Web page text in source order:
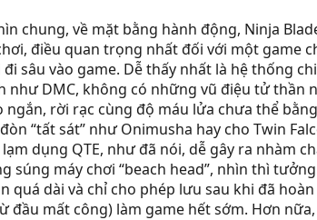
chung, về mặt bằng hành động, Ninja
điều quan trọng nhất đối với một game
đi sâu vào game. Dễ thấy nhất là hệ thống
như DMC, không có những vũ điệu tử
ngắn, rời rạc cùng độ máu lửa chưa thể
“tất sát” như Onimusha hay cho Twin
lạm dụng QTE, như đã nói, dễ gây ra nhàm
súng máy chơi “beach head”, nhìn thì
quá dài và chỉ cho phép lưu sau khi đã
đầu mất công) làm game hết sớm. Hơn